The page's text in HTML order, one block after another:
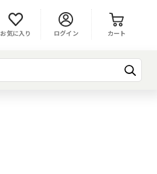
ログイン
お気に入り カート